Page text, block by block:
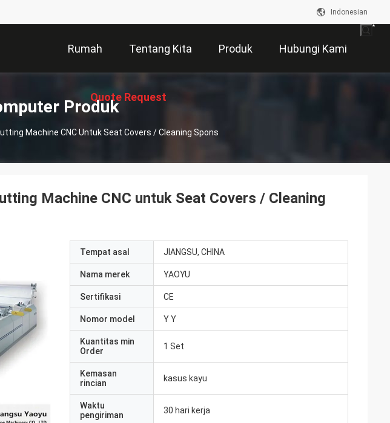
Indonesian
Rumah Tentang Kita Produk Hubungi Kami
Quote Request
Produk
Machine CNC Untuk Seat Covers / Cleaning Spons
Machine CNC untuk Seat Covers / Cleaning
Tempat asal JIANGSU, CHINA
Nama merek YAOYU
Sertifikasi CE
Nomor model Y Y
Kuantitas min
Order
1 Set
Kemasan
rincian
kasus kayu
Waktu
pengiriman
30 hari kerja